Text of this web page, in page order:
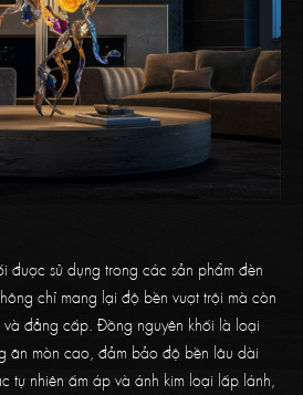
được sử dụng trong các sản phẩm đèn
chỉ mang lại độ bền vượt trội mà còn
và đẳng cấp. Đồng nguyên khối là loại
ăn mòn cao, đảm bảo độ bền lâu dài
tự nhiên ấm áp và ánh kim loại lấp lánh,